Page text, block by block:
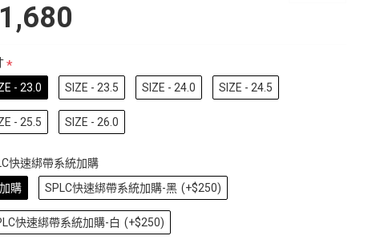
- 23.0
SIZE - 23.5 SIZE - 24.0 SIZE - 24.5
- 25.5 SIZE - 26.0
快速綁帶系統加購
購
SPLC快速綁帶系統加購-黑 (+$250)
快速綁帶系統加購-白 (+$250)